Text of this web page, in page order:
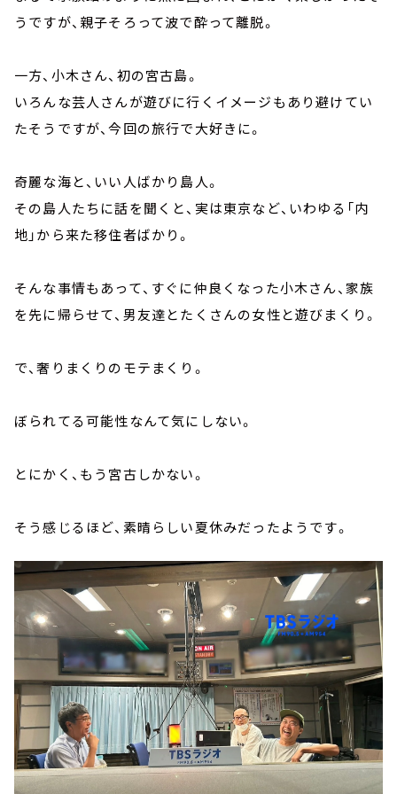
うですが、親子そろって波で酔って離脱。
一方、小木さん、初の宮古島。
いろんな芸人さんが遊びに行くイメージもあり避けてい
たそうですが、今回の旅行で大好きに。
奇麗な海と、いい人ばかり島人。
その島人たちに話を聞くと、実は東京など、いわゆる「内
地」から来た移住者ばかり。
そんな事情もあって、すぐに仲良くなった小木さん、家族
を先に帰らせて、男友達とたくさんの女性と遊びまくり。
で、奢りまくりのモテまくり。
ぼられてる可能性なんて気にしない。
とにかく、もう宮古しかない。
そう感じるほど、素晴らしい夏休みだったようです。